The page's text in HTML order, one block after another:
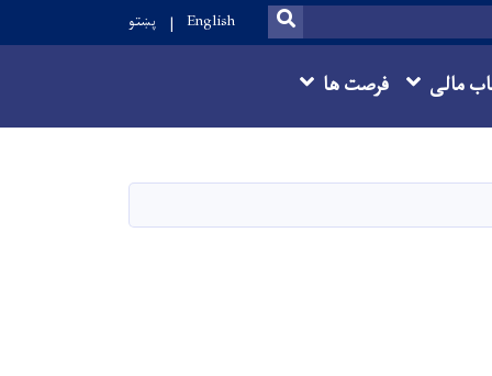
SEARCH
English پښتو
مالی فرصت ها